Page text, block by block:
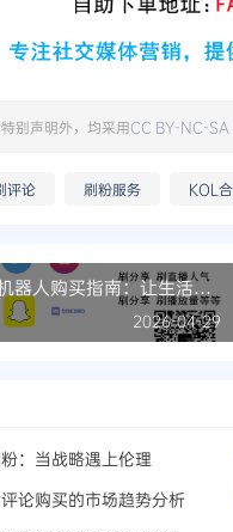
别声明外，均采用CC BY-NC-SA
评论 刷粉服务 KOL
人购买指南：让生活更
2026-04-29
：当战略遇上伦理
论购买的市场趋势分析